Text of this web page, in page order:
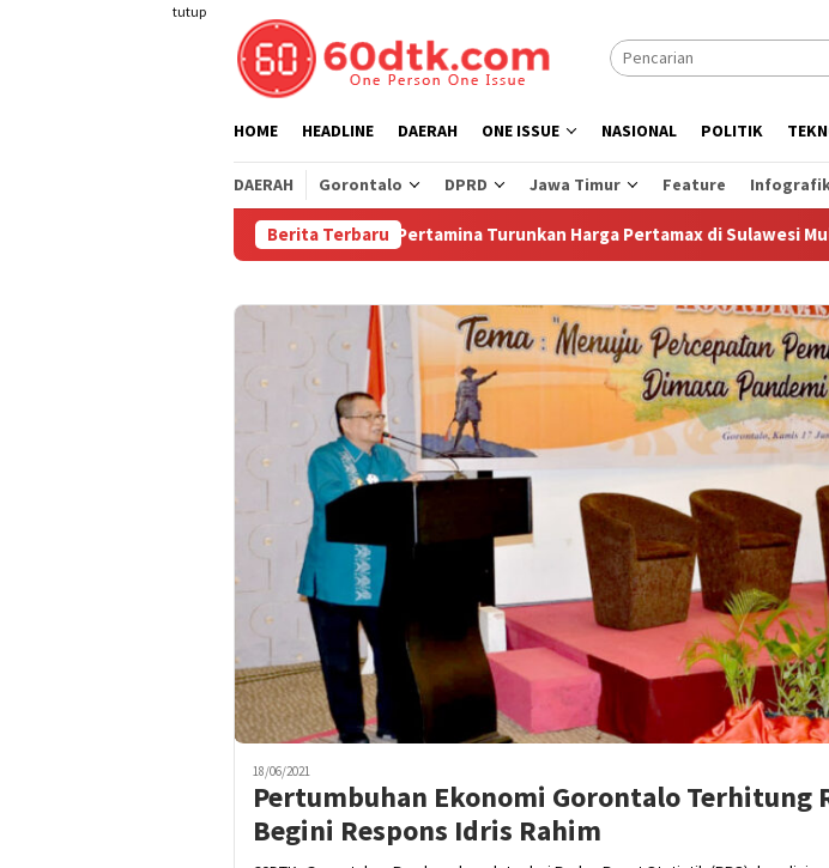
tutup
HOME HEADLINE DAERAH ONE ISSUE NASIONAL POLITIK
DAERAH Gorontalo DPRD Jawa Timur Feature
Berita Terbaru
Pertamina Turunkan Harga Pertamax di Sulawesi Mulai 1
18/06/2021
Pertumbuhan Ekonomi Gorontalo Terhitung
Begini Respons Idris Rahim